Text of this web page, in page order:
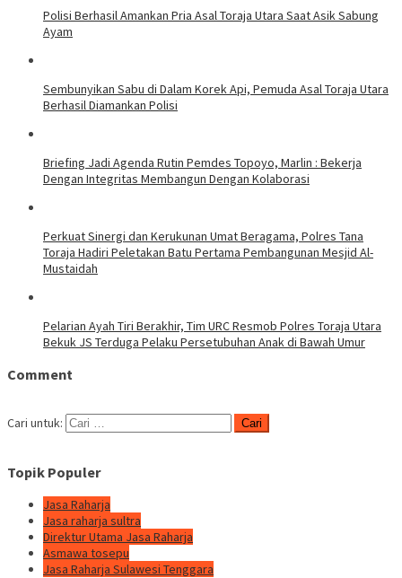
Polisi Berhasil Amankan Pria Asal Toraja Utara Saat Asik Sabung
Ayam
Sembunyikan Sabu di Dalam Korek Api, Pemuda Asal Toraja Utara
Berhasil Diamankan Polisi
Briefing Jadi Agenda Rutin Pemdes Topoyo, Marlin : Bekerja
Dengan Integritas Membangun Dengan Kolaborasi
Perkuat Sinergi dan Kerukunan Umat Beragama, Polres Tana
Toraja Hadiri Peletakan Batu Pertama Pembangunan Mesjid Al-
Mustaidah
Pelarian Ayah Tiri Berakhir, Tim URC Resmob Polres Toraja Utara
Bekuk JS Terduga Pelaku Persetubuhan Anak di Bawah Umur
Comment
Cari untuk:
Topik Populer
Jasa Raharja
Jasa raharja sultra
Direktur Utama Jasa Raharja
Asmawa tosepu
Jasa Raharja Sulawesi Tenggara